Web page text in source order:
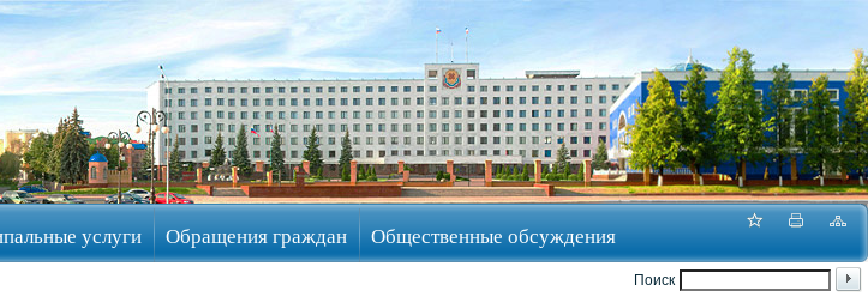
услуги Обращения граждан Общественные обсуждения
Поиск